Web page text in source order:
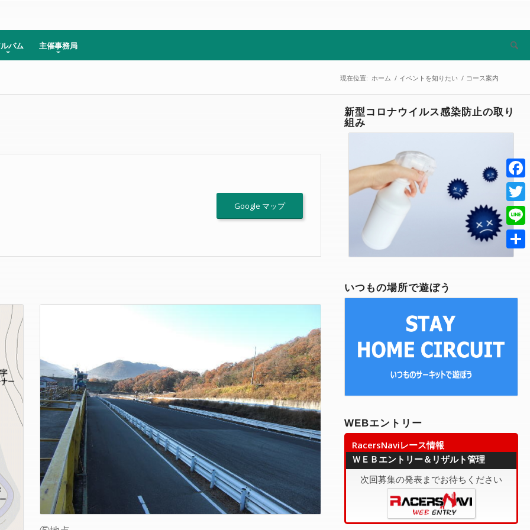
バム 主催事務局
現在位置: ホーム / イベントを知りたい / コース案内
Google マップ
新型コロナウイルス感染防止の取り
組み
いつもの場所で遊ぼう
WEBエントリー
RacersNaviレース情報
ＷＥＢエントリー＆リザルト管理
次回募集の発表までお待ちください
Line
共